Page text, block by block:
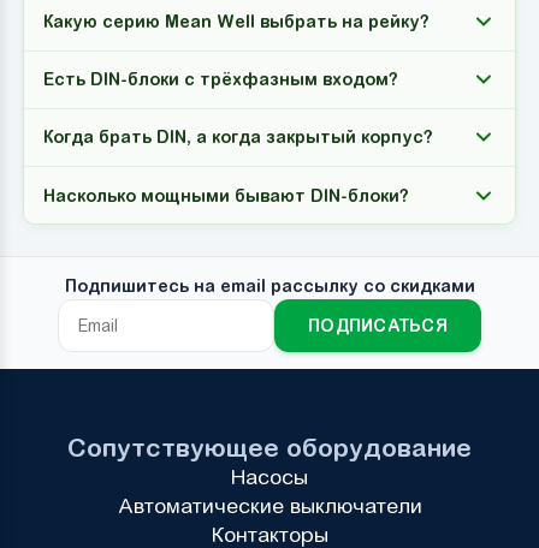
Какую серию Mean Well выбрать на рейку?
Есть DIN-блоки с трёхфазным входом?
Когда брать DIN, а когда закрытый корпус?
Насколько мощными бывают DIN-блоки?
Подпишитесь на email рассылку со скидками
ПОДПИСАТЬСЯ
Сопутствующее оборудование
Насосы
Автоматические выключатели
Контакторы